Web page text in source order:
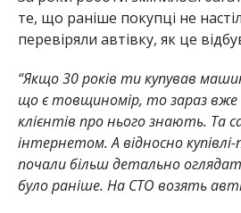
те, що раніше покупці не
перевіряли автівку, як це
“Якщо 30 років ти купував
що є товщиномір, то зараз вже
клієнтів про нього знають. Та
інтернетом. А відносно
почали більш детально
було раніше. На СТО возять